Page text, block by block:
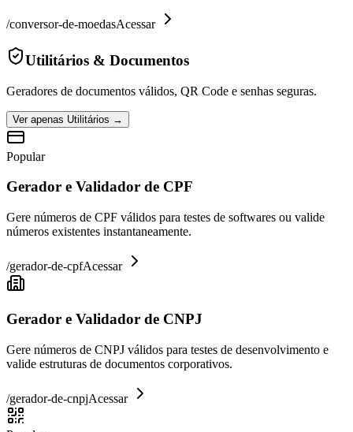
/conversor-de-moedasAcessar
Utilitários & Documentos
Geradores de documentos válidos, QR Code e senhas seguras.
Ver apenas Utilitários →
Popular
Gerador e Validador de CPF
Gere números de CPF válidos para testes de softwares ou valide
números existentes instantaneamente.
/gerador-de-cpfAcessar
Gerador e Validador de CNPJ
Gere números de CNPJ válidos para testes de desenvolvimento e
valide estruturas de documentos corporativos.
/gerador-de-cnpjAcessar